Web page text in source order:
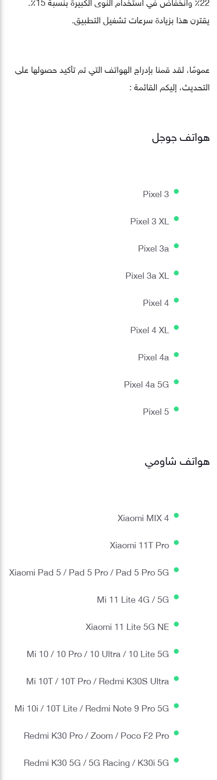
يقترن هذا بزيادة سرعات تشغيل التطبيق.
عمومًا، لقد قمنا بإدراج الهواتف التي تم تأكيد حصولها على
التحديث، إليكم القائمة :
هواتف جوجل
Pixel 3
Pixel 3 XL
Pixel 3a
Pixel 3a XL
Pixel 4
Pixel 4 XL
Pixel 4a
Pixel 4a 5G
Pixel 5
هواتف شاومي
Xiaomi MIX 4
Xiaomi 11T Pro
Xiaomi Pad 5 / Pad 5 Pro / Pad 5 Pro 5G
Mi 11 Lite 4G / 5G
Xiaomi 11 Lite 5G NE
Mi 10 / 10 Pro / 10 Ultra / 10 Lite 5G
Mi 10T / 10T Pro / Redmi K30S Ultra
Mi 10i / 10T Lite / Redmi Note 9 Pro 5G
Redmi K30 Pro / Zoom / Poco F2 Pro
Redmi K30 5G / 5G Racing / K30i 5G